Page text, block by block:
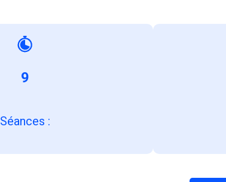
9
Séances :